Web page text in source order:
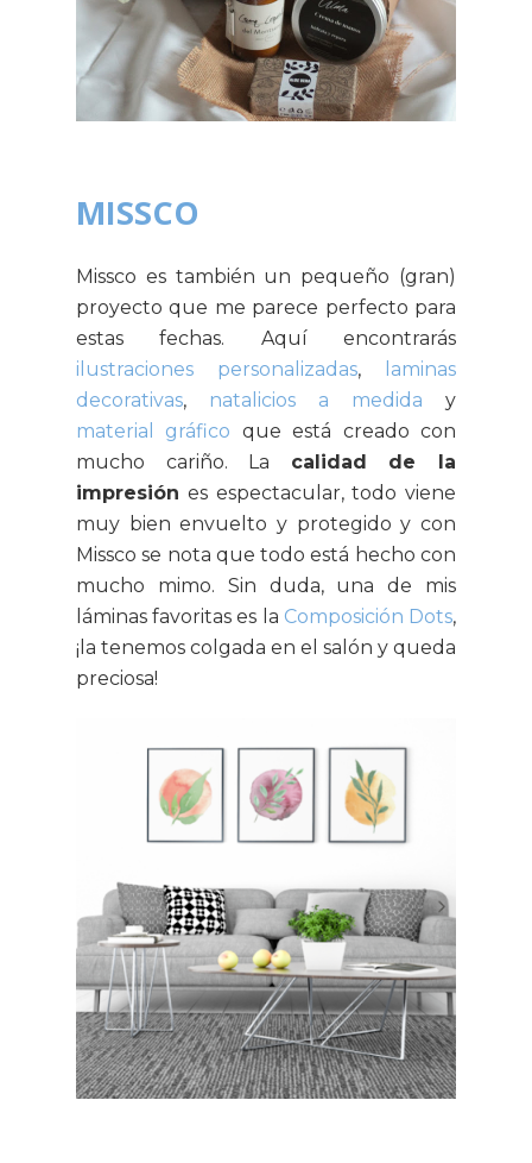
MISSCO
Missco es también un pequeño (gran)
proyecto que me parece perfecto para
estas fechas. Aquí encontrarás
ilustraciones personalizadas,
laminas
decorativas, natalicios a medida y
material gráfico que está creado con
mucho cariño. La calidad de la
impresión es espectacular, todo viene
muy bien envuelto y protegido y con
Missco se nota que todo está hecho con
mucho mimo. Sin duda, una de mis
láminas favoritas es la Composición Dots,
¡la tenemos colgada en el salón y queda
preciosa!